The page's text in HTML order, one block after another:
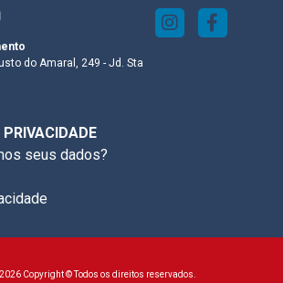
do Amaral, 249 - Jd. Sta
seus dados?
Copyright © Todos os direitos reservados.